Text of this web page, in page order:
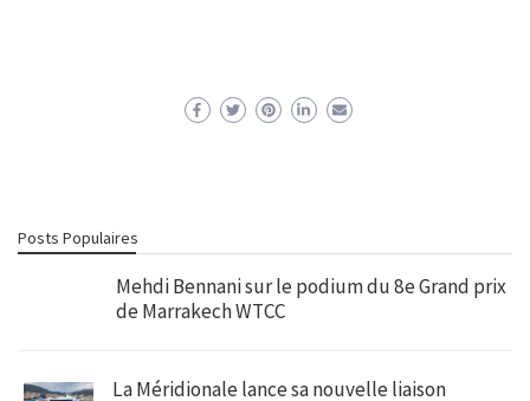
Posts Populaires
Mehdi Bennani sur le podium du 8e Grand prix
de Marrakech WTCC
La Méridionale lance sa nouvelle liaison